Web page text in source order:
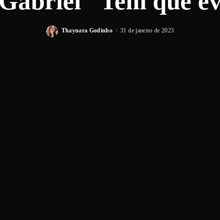
Thaynara Godinho 31 de janeiro de 2023